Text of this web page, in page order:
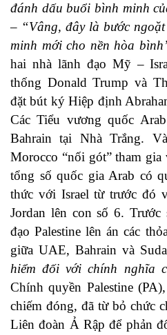
đánh dấu buổi bình minh
– “Vâng, đây là bước
minh mới cho nền hòa
hai nhà lãnh đạo Mỹ –
thống Donald Trump và
đặt bút ký Hiệp định
Các Tiểu vương quốc
Bahrain tại Nhà Trắng.
Morocco “nối gót” tham
tổng số quốc gia Arab có
thức với Israel từ trước đó
Jordan lên con số 6.
đạo Palestine lên án các
giữa UAE, Bahrain và
hiểm đối với chính nghĩa
Chính quyền Palestine
chiếm đóng, đã từ bỏ chức
Liên đoàn Ả Rập để phản